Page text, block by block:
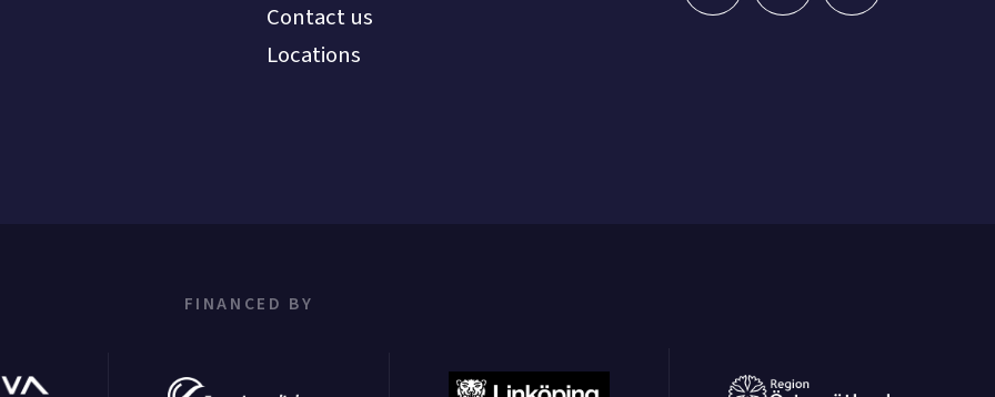
Contact us
Locations
FINANCED BY